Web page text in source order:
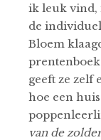
ik leuk vind,
de
Bloem
geeft ze zelf
hoe een
van de